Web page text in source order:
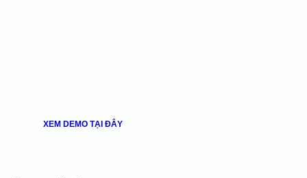
XEM DEMO TẠI ĐÂY